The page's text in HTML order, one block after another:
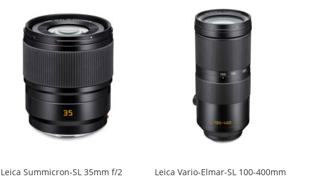
Leica Summicron-SL 35mm f/2
Leica Vario-Elmar-SL 100-400mm